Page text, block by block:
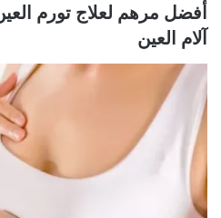
أفضل مرهم لعلاج تورم
آلام العين